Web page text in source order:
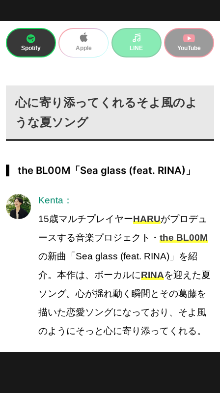
Spotify Apple LINE YouTube
心に寄り添ってくれるそよ風のよ
うな夏ソング
the BL00M「Sea glass (feat. RINA)」
Kenta：
15歳マルチプレイヤーHARUがプロデュ
ースする音楽プロジェクト・ the BL00M
の新曲「Sea glass (feat. RINA)」を紹
介。本作は、ボーカルにRINAを迎えた夏
ソング。心が揺れ動く瞬間とその葛藤を
描いた恋愛ソングになっており、そよ風
のようにそっと心に寄り添ってくれる。